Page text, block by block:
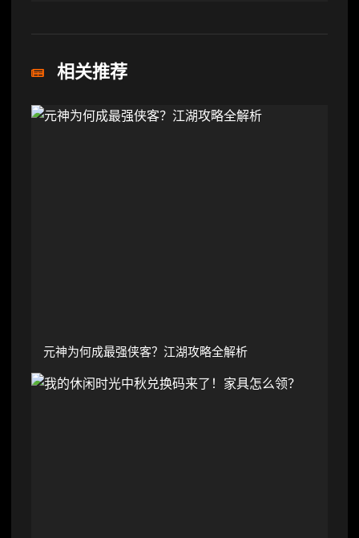
相关推荐
元神为何成最强侠客？江湖攻略全解析